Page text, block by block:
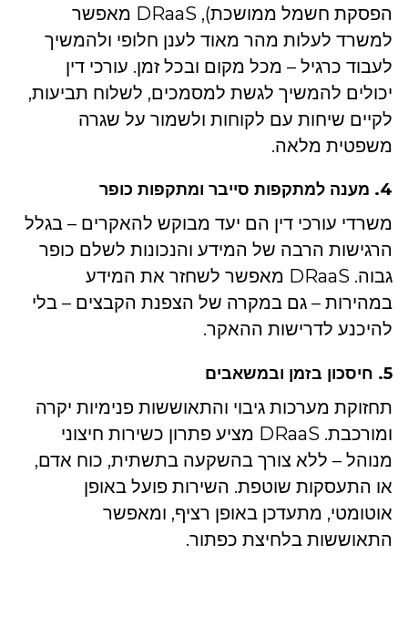
הפסקת חשמל ממושכת), DRaaS מאפשר
למשרד לעלות מהר מאוד לענן חלופי ולהמשיך
לעבוד כרגיל – מכל מקום ובכל זמן. עורכי דין
יכולים להמשיך לגשת למסמכים, לשלוח תביעות,
לקיים שיחות עם לקוחות ולשמור על שגרה
משפטית מלאה.
4. מענה למתקפות סייבר ומתקפות כופר
משרדי עורכי דין הם יעד מבוקש להאקרים – בגלל
הרגישות הרבה של המידע והנכונות לשלם כופר
גבוה. DRaaS מאפשר לשחזר את המידע
במהירות – גם במקרה של הצפנת הקבצים – בלי
להיכנע לדרישות ההאקר.
5. חיסכון בזמן ובמשאבים
תחזוקת מערכות גיבוי והתאוששות פנימיות יקרה
ומורכבת. DRaaS מציע פתרון כשירות חיצוני
מנוהל – ללא צורך בהשקעה בתשתית, כוח אדם,
או התעסקות שוטפת. השירות פועל באופן
אוטומטי, מתעדכן באופן רציף, ומאפשר
התאוששות בלחיצת כפתור.